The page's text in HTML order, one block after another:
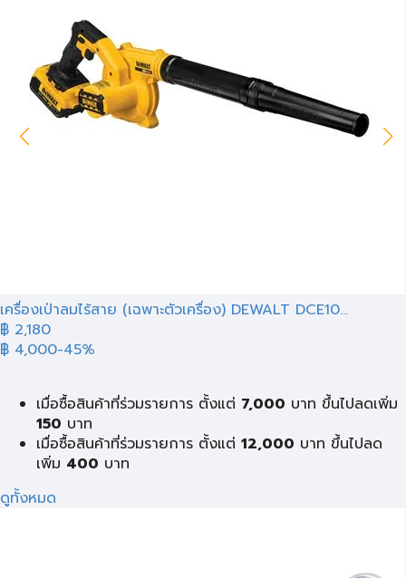
เครื่องเป่าลมไร้สาย (เฉพาะตัวเครื่อง) DEWALT DCE10...
฿ 2,180
฿ 4,000-45%
เมื่อซื้อสินค้าที่ร่วมรายการ ตั้งแต่ 7,000 บาท ขึ้นไปลดเพิ่ม
150 บาท
เมื่อซื้อสินค้าที่ร่วมรายการ ตั้งแต่ 12,000 บาท ขึ้นไปลด
เพิ่ม 400 บาท
ดูทั้งหมด